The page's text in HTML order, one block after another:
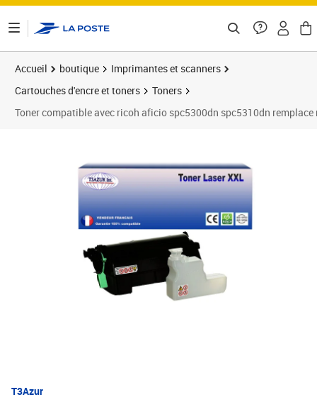
Accueil boutique
Imprimantes et scanners
Cartouches d'encre et toners
Toners
Toner compatible avec ricoh aficio spc5300dn spc5310dn
T3Azur